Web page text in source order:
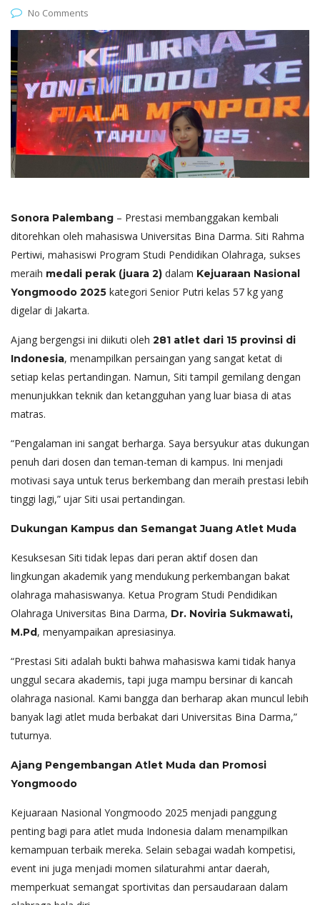
No Comments
Sonora Palembang – Prestasi membanggakan kembali
ditorehkan oleh mahasiswa Universitas Bina Darma. Siti Rahma
Pertiwi, mahasiswi Program Studi Pendidikan Olahraga, sukses
meraih medali perak (juara 2) dalam Kejuaraan Nasional
Yongmoodo 2025 kategori Senior Putri kelas 57 kg yang
digelar di Jakarta.
Ajang bergengsi ini diikuti oleh 281 atlet dari 15 provinsi di
Indonesia, menampilkan persaingan yang sangat ketat di
setiap kelas pertandingan. Namun, Siti tampil gemilang dengan
menunjukkan teknik dan ketangguhan yang luar biasa di atas
matras.
“Pengalaman ini sangat berharga. Saya bersyukur atas dukungan
penuh dari dosen dan teman-teman di kampus. Ini menjadi
motivasi saya untuk terus berkembang dan meraih prestasi lebih
tinggi lagi,” ujar Siti usai pertandingan.
Dukungan Kampus dan Semangat Juang Atlet Muda
Kesuksesan Siti tidak lepas dari peran aktif dosen dan
lingkungan akademik yang mendukung perkembangan bakat
olahraga mahasiswanya. Ketua Program Studi Pendidikan
Olahraga Universitas Bina Darma, Dr. Noviria Sukmawati,
M.Pd, menyampaikan apresiasinya.
“Prestasi Siti adalah bukti bahwa mahasiswa kami tidak hanya
unggul secara akademis, tapi juga mampu bersinar di kancah
olahraga nasional. Kami bangga dan berharap akan muncul lebih
banyak lagi atlet muda berbakat dari Universitas Bina Darma,”
tuturnya.
Ajang Pengembangan Atlet Muda dan Promosi
Yongmoodo
Kejuaraan Nasional Yongmoodo 2025 menjadi panggung
penting bagi para atlet muda Indonesia dalam menampilkan
kemampuan terbaik mereka. Selain sebagai wadah kompetisi,
event ini juga menjadi momen silaturahmi antar daerah,
memperkuat semangat sportivitas dan persaudaraan dalam